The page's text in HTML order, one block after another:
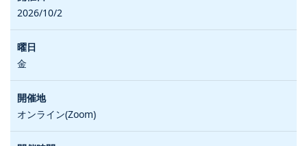
2026/10/2
金
オンライン(Zoom)